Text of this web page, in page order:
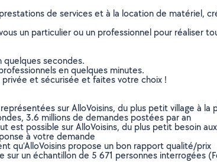
de services et à la location de matériel,
un particulier ou un professionnel pour réaliser
quelques secondes.
en quelques minutes.
privée et sécurisée et faites votre choix !
sur AlloVoisins, du plus petit village à
3.6 millions de demandes postées par an
possible sur AlloVoisins, du plus petit besoin
à votre demande
qu’AlloVoisins propose un bon rapport qualité/prix
sur un échantillon de 5 671 personnes interrogées